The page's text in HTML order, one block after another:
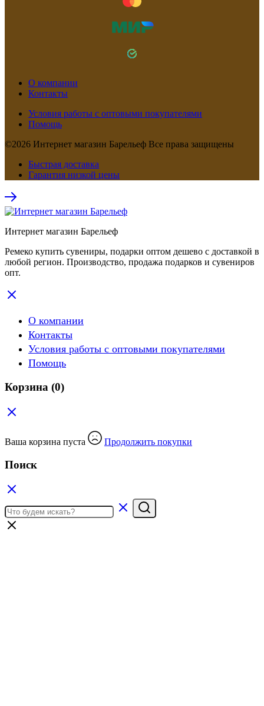
О компании
Контакты
Условия работы с оптовыми покупателями
Помощь
©2026 Интернет магазин Барельеф Все права защищены
Быстрая доставка
Гарантия низкой цены
Интернет магазин Барельеф
Ремеко купить сувениры, подарки оптом дешево с доставкой в
любой регион. Производство, продажа подарков и сувениров
опт.
О компании
Контакты
Условия работы с оптовыми покупателями
Помощь
Корзина (0)
Ваша корзина пуста Продолжить покупки
Поиск